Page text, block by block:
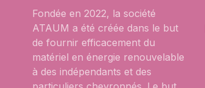
Fondée en 2022, la société
ATAUM a été créée dans le but
de fournir efficacement du
matériel en énergie renouvelable
à des indépendants et des